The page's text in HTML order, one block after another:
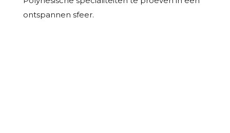
ontspannen sfeer.